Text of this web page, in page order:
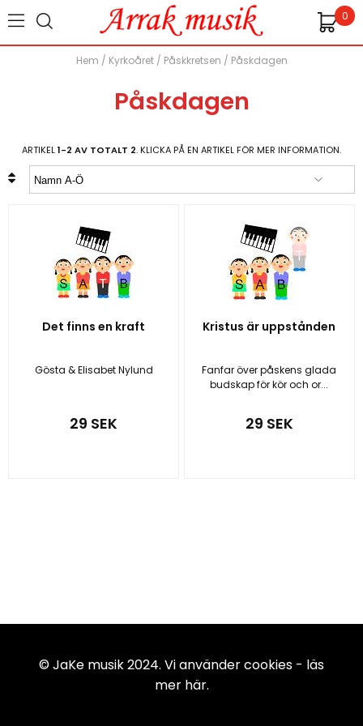
0
Hem / Kyrkoåret/ Påskkretsen / Påskdagen
Påskdagen
ARTIKEL1-2 AV TOTALT 2. KLICKA PÅ EN ARTIKEL FÖR MER INFORMATION.
Det finns en kraft
Gösta & Elisabet Nylund
29 SEK
Kristus är uppstånden
Fanfar över påskens glada
budskap för kör och or...
29 SEK
© JaKe musik 2024. Vi använder cookies - läs
mer här.